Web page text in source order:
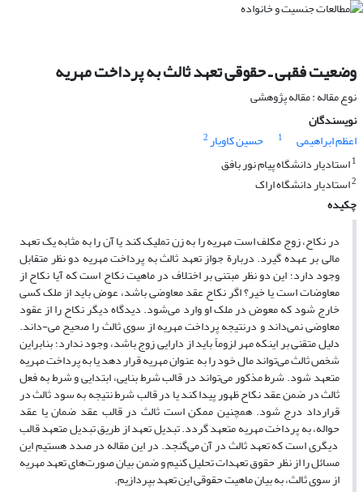
وضعیت فقهی ـ حقوقی تعهد ثالث به پرداخت مهریه
نوع مقاله : مقاله پژوهشی
نویسندگان
اعظم ابراهیمی
1 حسین کاویار2
1استادیار دانشگاه پیام نور بافق
2استادیار دانشگاه اراک
چکیده
در نکاح، زوج مکلف است مهریه را به زن تملیک کند یا آن را به مثابه یک تعهد
مالی بر عهده گیرد. دربارة جواز تعهد ثالث به پرداخت مهریه دو نظر متقابل
وجود دارد؛ این دو نظر مبتنی بر اختلاف در ماهیت نکاح است که آیا نکاح از
معاوضات است یا خیر؟ اگر نکاح عقد معاوضی باشد، عوض باید از ملک کسی
خارج شود که معوض در ملک او وارد می‌شود. دیدگاه دیگر نکاح را از عقود
معاوضی نمی‌داند و درنتیجه پرداخت مهریه از سوی ثالث را صحیح می-داند.
دلیل متقنی بر اینکه مهر لزوماً باید از دارایی زوج باشد، وجود ندارد؛ بنابراین
شخص ثالث می‌تواند مال خود را به عنوان مهریه قرار دهد یا به پرداخت مهریه
متعهد شود. شرط مذکور می‌تواند در قالب شرط بنایی، ابتدایی و شرط به فعل
ثالث در ضمن عقد نکاح ظهور پیدا کند یا در قالب شرط نتیجه به سود ثالث در
قرارداد درج شود. همچنین ممکن است ثالث در قالب عقد ضمان یا عقد
حواله، به پرداخت مهریه متعهد گردد. تبدیل تعهد از طریق تبدیل متعهد قالب
دیگری است که تعهد ثالث در آن می‌گنجد. در این مقاله در صدد هستیم این
مسائل را از نظر حقوق تعهدات تحلیل کنیم و ضمن بیان صورت‌های تعهد مهریه
از سوی ثالث، به بیان ماهیت حقوقی این تعهد بپردازیم.